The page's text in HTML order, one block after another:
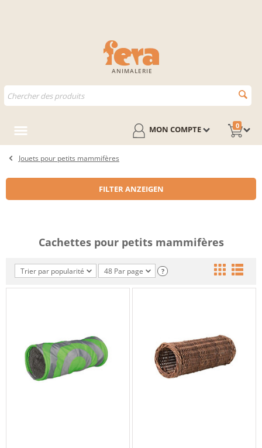
ANIMALERIE
0
MON COMPTE
Jouets pour petits mammifères
FILTER ANZEIGEN
Cachettes pour petits mammifères
Trier par popularité 48 Par page ?